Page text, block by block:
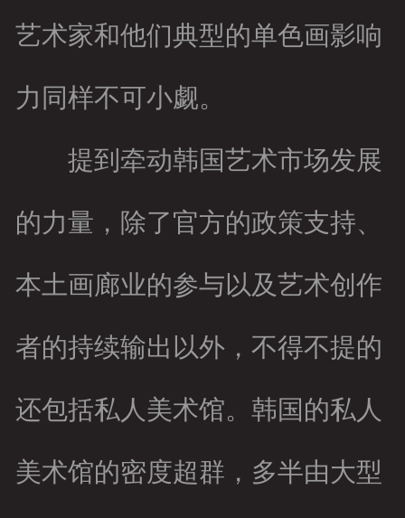
艺术家和他们典型的单色画影响
力同样不可小觑。
提到牵动韩国艺术市场发展
的力量，除了官方的政策支持、
本土画廊业的参与以及艺术创作
者的持续输出以外，不得不提的
还包括私人美术馆。韩国的私人
美术馆的密度超群，多半由大型